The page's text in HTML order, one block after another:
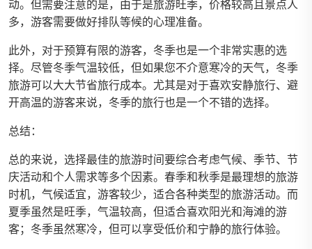
动。但需要注意的是，由于是旅游旺季，价格较高且景点人
多，游客需要做好排队等候的心理准备。
此外，对于预算有限的游客，冬季也是一个非常实惠的选
择。尽管冬季气温较低，但如果您不介意寒冷的天气，冬季
旅游可以大大节省旅行成本。尤其是对于喜欢安静旅行、避
开高温的游客来说，冬季的旅行也是一个不错的选择。
总结：
总的来说，选择最佳的旅游时间要综合考虑气候、季节、节
庆活动和个人需求等多个因素。春季和秋季是最理想的旅游
时机，气候适宜，游客较少，适合各种类型的旅游活动。而
夏季虽然是旺季，气温较高，但适合喜欢阳光和海滩的游
客；冬季虽然寒冷，但可以享受低价和宁静的旅行体验。